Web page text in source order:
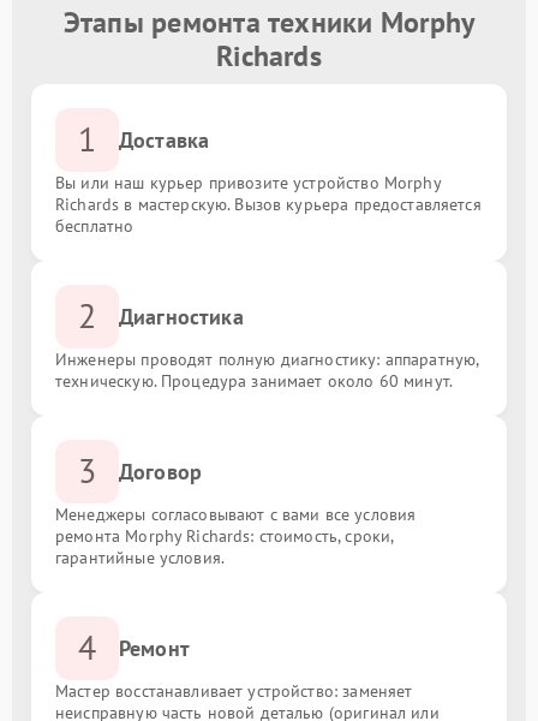
Этапы ремонта техники Morphy
Richards
1 Доставка
Вы или наш курьер привозите устройство Morphy
Richards в мастерскую. Вызов курьера предоставляется
бесплатно
2 Диагностика
Инженеры проводят полную диагностику: аппаратную,
техническую. Процедура занимает около 60 минут.
3 Договор
Менеджеры согласовывают с вами все условия
ремонта Morphy Richards: стоимость, сроки,
гарантийные условия.
4 Ремонт
Мастер восстанавливает устройство: заменяет
неисправную часть новой деталью (оригинал или